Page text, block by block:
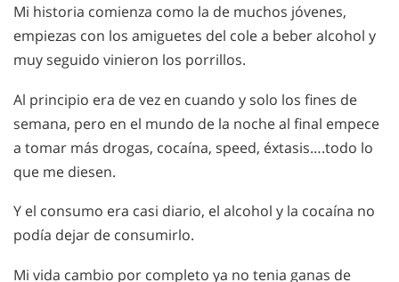
Mi historia comienza como la de muchos jóvenes,
empiezas con los amiguetes del cole a beber alcohol y
muy seguido vinieron los porrillos.
Al principio era de vez en cuando y solo los fines de
semana, pero en el mundo de la noche al final empece
a tomar más drogas, cocaína, speed, éxtasis….todo lo
que me diesen.
Y el consumo era casi diario, el alcohol y la cocaína no
podía dejar de consumirlo.
Mi vida cambio por completo ya no tenia ganas de